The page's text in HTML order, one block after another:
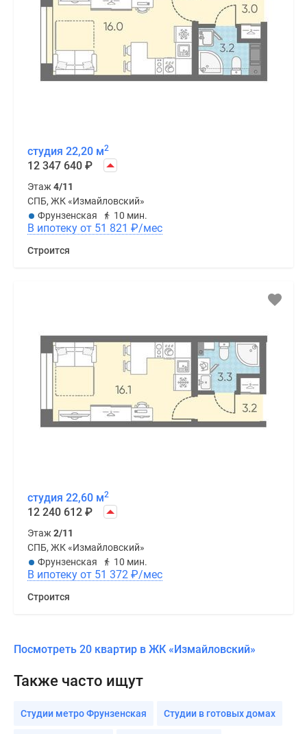
студия 22,20 м2
12 347 640 ₽
Этаж4/11
СПБ, ЖК «Измайловский»
Фрунзенская
10 мин.
В ипотеку от 51 821 ₽/мес
Строится
студия 22,60 м2
12 240 612 ₽
Этаж2/11
СПБ, ЖК «Измайловский»
Фрунзенская
10 мин.
В ипотеку от 51 372 ₽/мес
Строится
Посмотреть 20 квартир в ЖК «Измайловский»
Также часто ищут
Студии метро Фрунзенская Студии в готовых домах